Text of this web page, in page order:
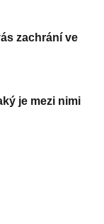
zachrání ve
je mezi nimi